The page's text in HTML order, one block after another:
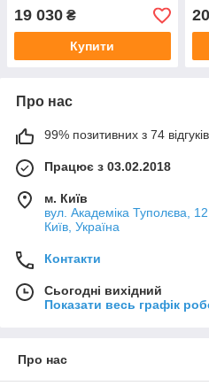
19 030 ₴
Купити
Про нас
99% позитивних з 74
Працює з 03.02.2018
м. Київ
вул. Академіка Туполєва,
Київ, Україна
Контакти
Сьогодні вихідний
Показати весь графік
Про нас